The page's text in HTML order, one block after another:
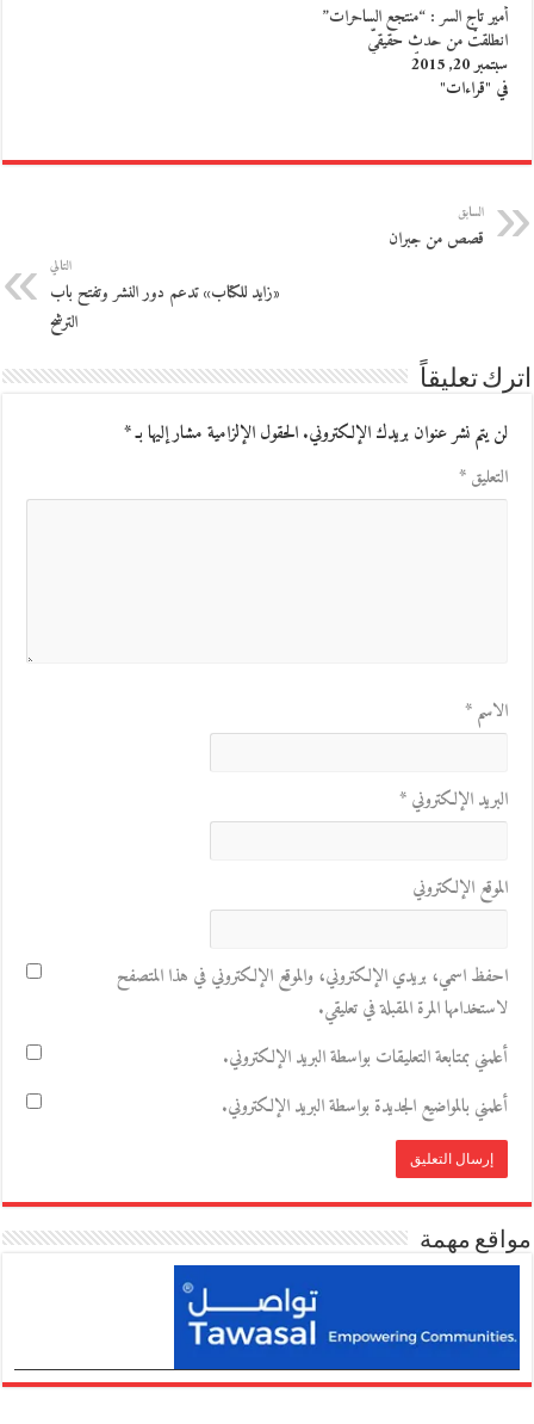
أمير تاج السر : “منتجع الساحرات”
انطلقتْ من حدثٍ حقيقيّ
سبتمبر 20, 2015
في "قراءات"
السابق
قصص من جبران
التالي
«زايد للكتاب» تدعم دور النشر وتفتح باب
الترشح
اترك تعليقاً
لن يتم نشر عنوان بريدك الإلكتروني.الحقول الإلزامية مشار إليها بـ*
التعليق*
الاسم*
البريد الإلكتروني*
الموقع الإلكتروني
احفظ اسمي، بريدي الإلكتروني، والموقع الإلكتروني في هذا المتصفح
لاستخدامها المرة المقبلة في تعليقي.
أعلمني بمتابعة التعليقات بواسطة البريد الإلكتروني.
أعلمني بالمواضيع الجديدة بواسطة البريد الإلكتروني.
مواقع مهمة